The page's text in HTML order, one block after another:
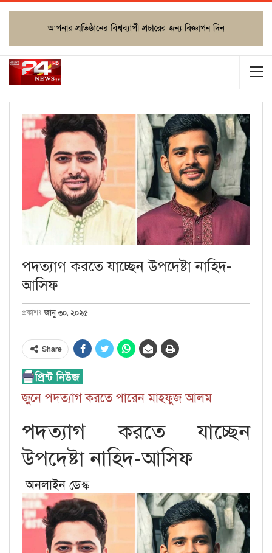
পদত্যাগ করতে যাচ্ছেন উপদেষ্টা নাহিদ-
আসিফ
প্রকাশঃ জানু ৩০, ২০২৫
Share
জুনে পদত্যাগ করতে পারেন মাহফুজ আলম
পদত্যাগ করতে যাচ্ছেন
উপদেষ্টা নাহিদ-আসিফ
অনলাইন ডেস্ক